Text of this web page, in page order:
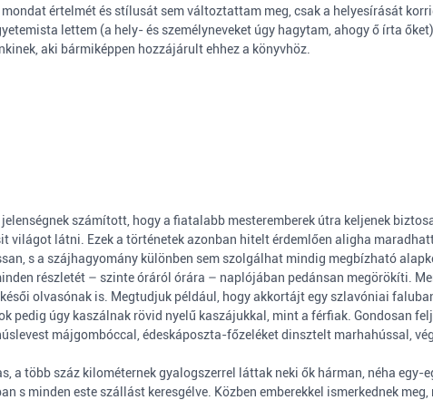
értelmét és stílusát sem változtattam meg, csak a helyesírását
lettem (a hely- és személyneveket úgy hagytam, ahogy ő írta
aki bármiképpen hozzájárult ehhez a könyvhöz.
számított, hogy a fiatalabb mesteremberek útra keljenek
világot látni. Ezek a történetek azonban hitelt érdemlően aligha
s a szájhagyomány különben sem szolgálhat mindig megbízható
részletét – szinte óráról órára – naplójában pedánsan megörökíti.
olvasónak is. Megtudjuk például, hogy akkortájt egy szlavóniai
pedig úgy kaszálnak rövid nyelű kaszájukkal, mint a férfiak. Gondosan
májgombóccal, édeskáposzta-főzeléket dinsztelt marhahússal,
a több száz kilométernek gyalogszerrel láttak neki ők hárman, néha
s minden este szállást keresgélve. Közben emberekkel ismerkednek